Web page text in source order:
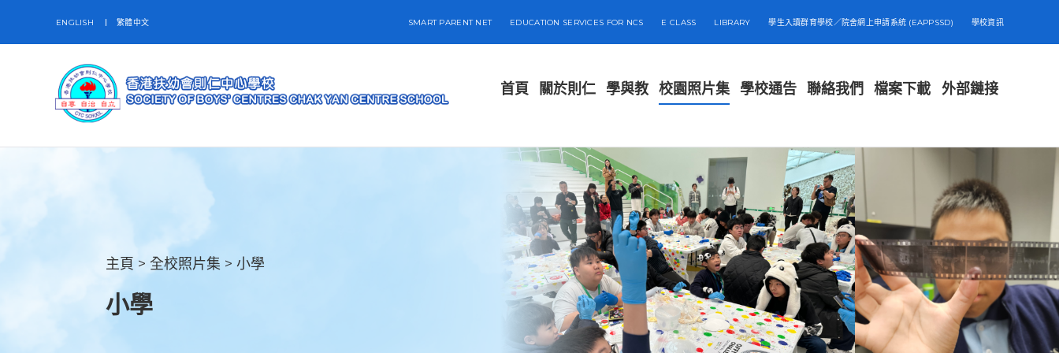
ENGLISH 繁體中文 SMART PARENT NET EDUCATION SERVICES FOR NCS E CLASS LIBRARY 學生入讀群育學校／院舍網上申請系統 (EAPPSSD) 學校資訊
首頁 關於則仁 學與教 校園照片集 學校通告 聯絡我們 檔案下載 外部鏈接
主頁 > 全校照片集 >小學
小學